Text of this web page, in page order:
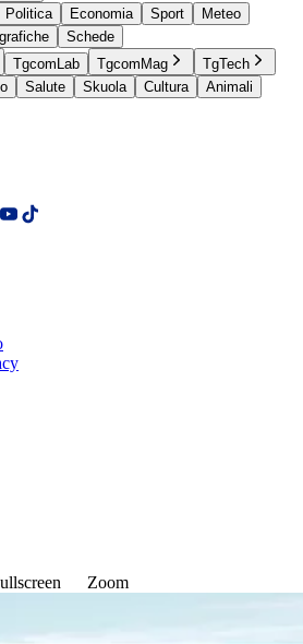
Politica Economia Sport
Meteo
Schede
TgcomLab TgcomMag
TgTech
Salute Skuola Cultura
Animali
Zoom